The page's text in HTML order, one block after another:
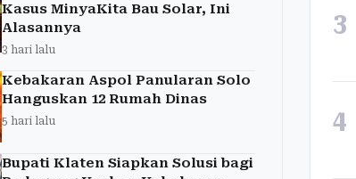
Kasus MinyaKita Bau Solar, Ini
Alasannya
3 hari lalu
Kebakaran Aspol Panularan Solo
Hanguskan 12 Rumah Dinas
5 hari lalu
Bupati Klaten Siapkan Solusi bagi
3
4